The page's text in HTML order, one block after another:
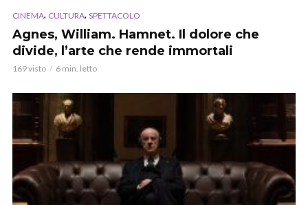
CINEMA, CULTURA, SPETTACOLO
Agnes, William. Hamnet. Il dolore che
divide, l’arte che rende immortali
169 visto 6 min. letto